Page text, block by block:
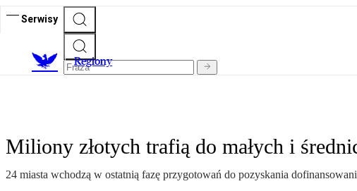
Serwisy
Regiony
Miliony złotych trafią do małych i
24 miasta wchodzą w ostatnią fazę przygotowań do pozyskania